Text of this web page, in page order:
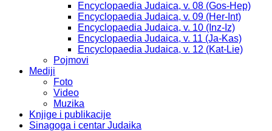
Encyclopaedia Judaica, v. 08 (Gos-Hep)
Encyclopaedia Judaica, v. 09 (Her-Int)
Encyclopaedia Judaica, v. 10 (Inz-Iz)
Encyclopaedia Judaica, v. 11 (Ja-Kas)
Encyclopaedia Judaica, v. 12 (Kat-Lie)
Pojmovi
Mediji
Foto
Video
Muzika
Knjige i publikacije
Sinagoga i centar Judaika